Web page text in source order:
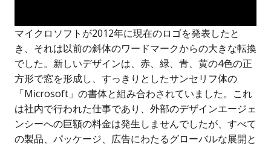
マイクロソフトが2012年に現在のロゴを発表したと
き、それは以前の斜体のワードマークからの大きな転換
でした。新しいデザインは、赤、緑、青、黄の4色の正
方形で窓を形成し、すっきりとしたサンセリフ体の
「Microsoft」の書体と組み合わされていました。これ
は社内で行われた仕事であり、外部のデザインエージェ
ンシーへの巨額の料金は発生しませんでしたが、すべて
の製品、パッケージ、広告にわたるグローバルな展開と